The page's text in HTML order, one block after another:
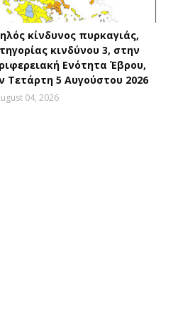
κίνδυνος πυρκαγιάς,
κινδύνου 3, στην
Ενότητα Έβρου,
Τετάρτη 5 Αυγούστου 2026
04, 2026